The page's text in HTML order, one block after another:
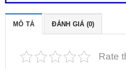
MÔ TẢ ĐÁNH GIÁ (0)
Rate